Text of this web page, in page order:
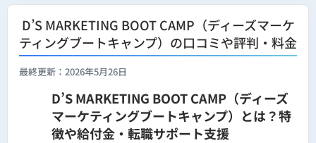
D’S MARKETING BOOT CAMP（ディーズマーケ
ティングブートキャンプ）の口コミや評判・料金
最終更新：2026年5月26日
D’S MARKETING BOOT CAMP（ディーズ
マーケティングブートキャンプ）とは？特
徴や給付金・転職サポート支援